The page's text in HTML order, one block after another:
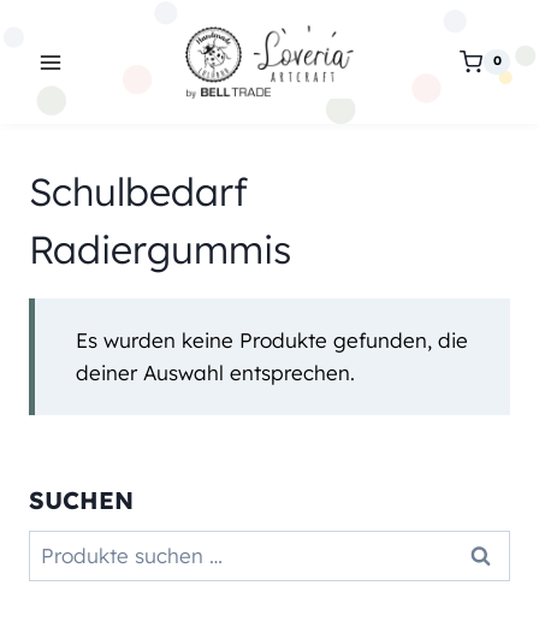
0
Schulbedarf
Radiergummis
Es wurden keine Produkte gefunden, die
deiner Auswahl entsprechen.
SUCHEN
Suchen
nach:
Suchen